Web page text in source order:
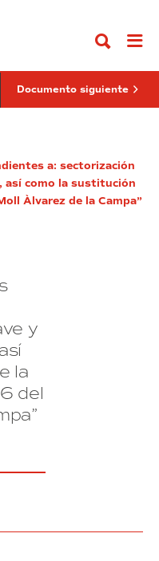
reconocimiento
facial
de
la
Zona
Franca
Documento siguiente
a: sectorización
así como la sustitución
Àlvarez de la Campa”
y
la
del
instalación
de
cámaras
Consorci
de
Zona
Franca
de